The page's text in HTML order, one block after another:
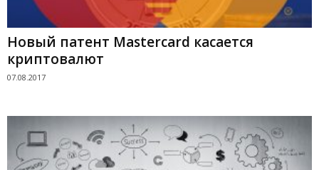
Новый патент Mastercard касается
криптовалют
07.08.2017